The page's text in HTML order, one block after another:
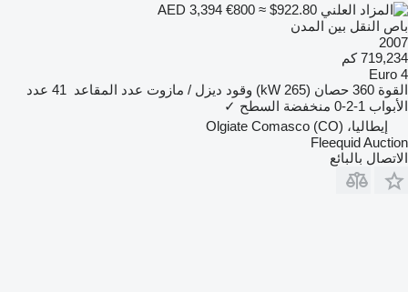
€800 ≈ $922.80
باص النقل بين المدن
2007
719,234 كم
Euro 4
القوة 360 حصان (265 kW) وقود ديزل / مازوت عدد المقاعد 41 عدد
الأبواب 1-2-0 منخفضة السطح ✓
إيطاليا، Olgiate Comasco (CO)
Fleequid Auction
الاتصال بالبائع